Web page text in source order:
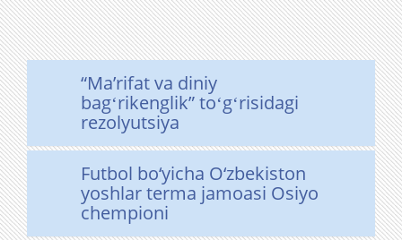
“Maʼrifat va diniy
bagʻrikenglik” toʻgʻrisidagi
rezolyutsiya
Futbol bo‘yicha O‘zbekiston
yoshlar terma jamoasi Osiyo
chempioni